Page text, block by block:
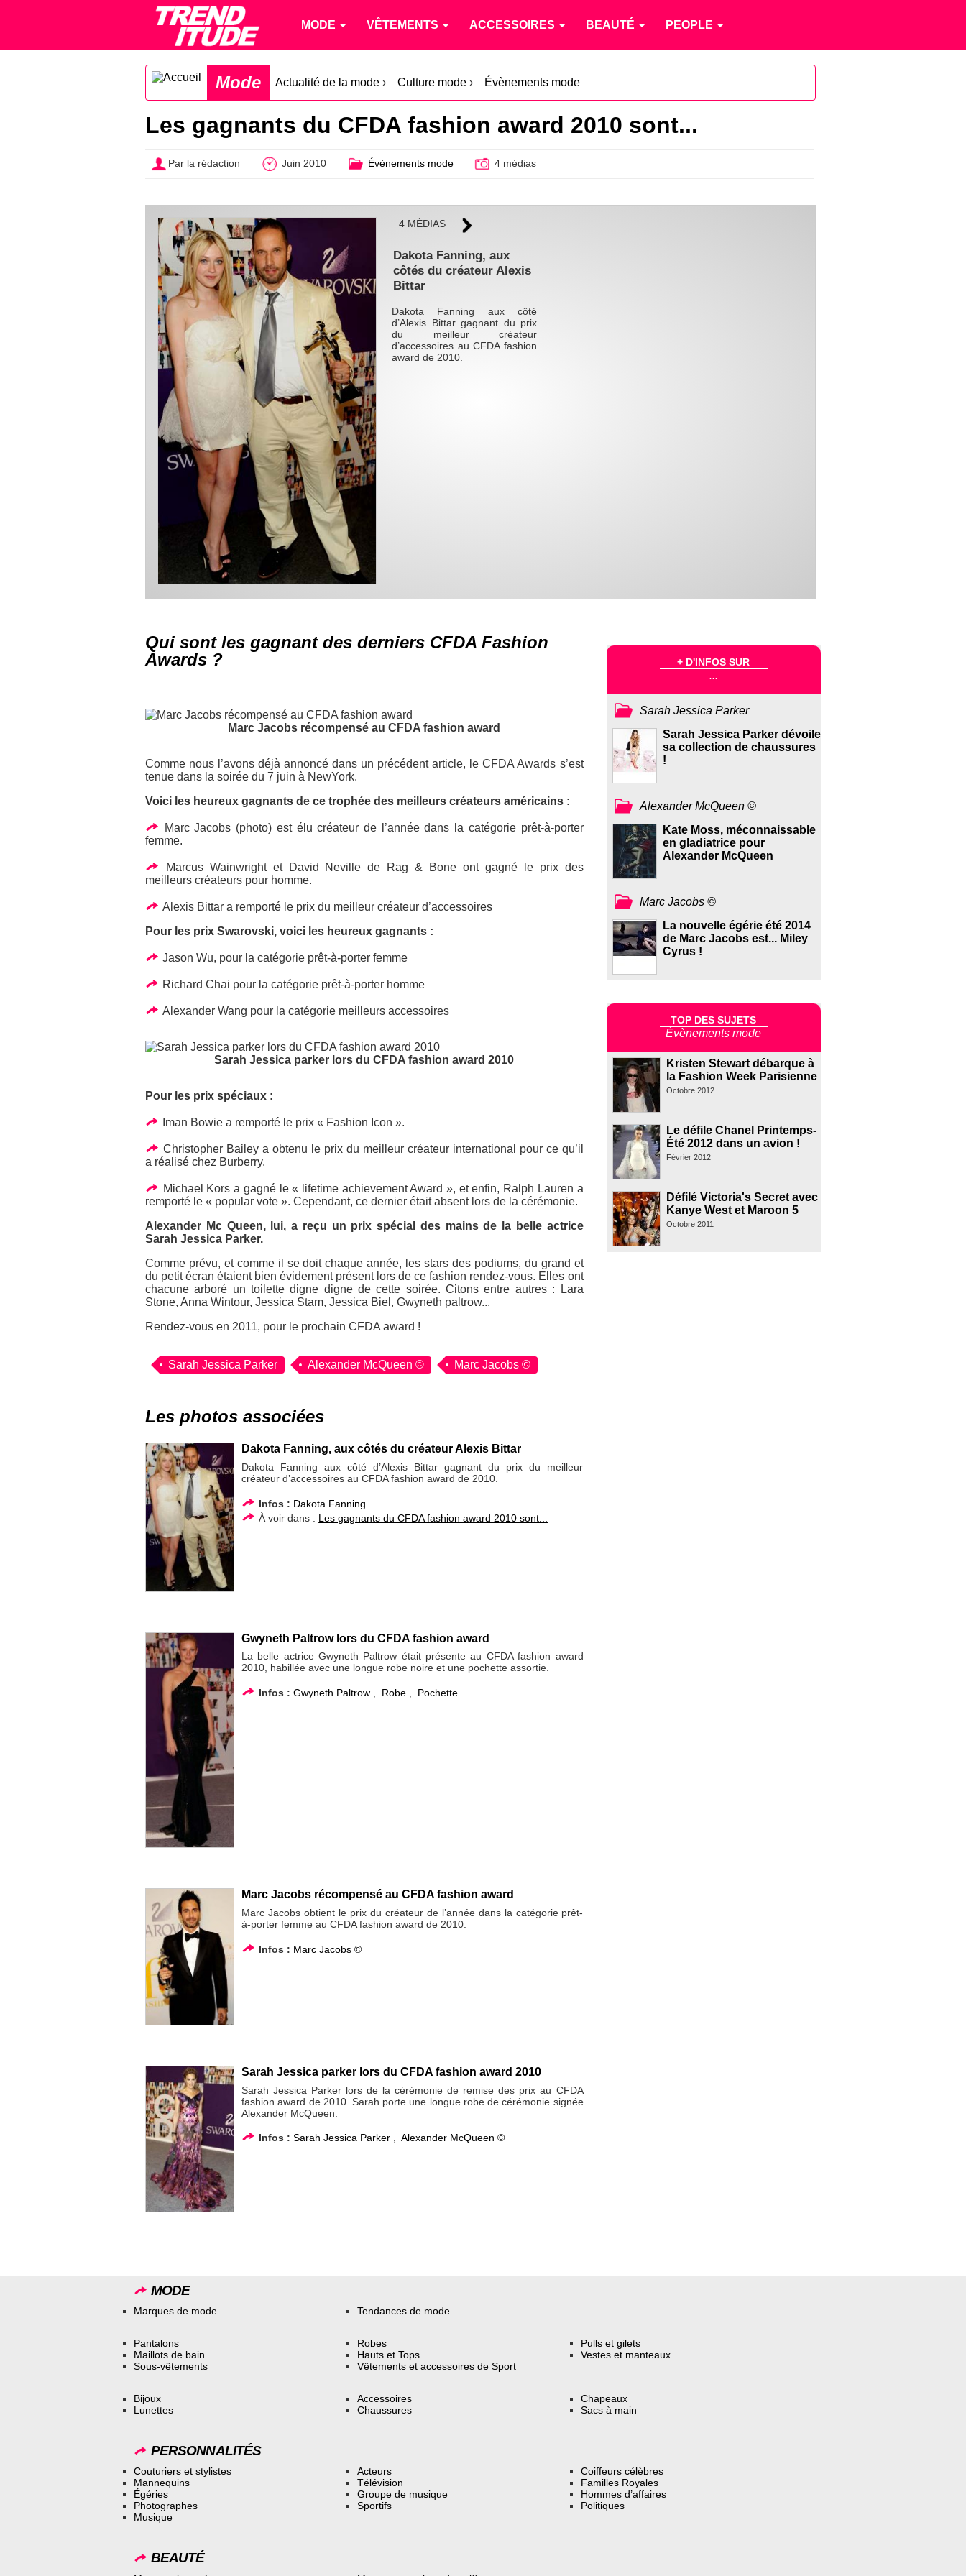
MODE VÊTEMENTS ACCESSOIRES BEAUTÉ PEOPLE
Mode Actualité de la mode › Culture mode › Évènements mode
Les gagnants du CFDA fashion award 2010 sont...
Par la rédaction Juin 2010 Évènements mode 4 médias
4 MÉDIAS
Dakota Fanning, aux
côtés du créateur Alexis
Bittar
Dakota Fanning aux côté
d’Alexis Bittar gagnant du prix
du meilleur créateur
d’accessoires au CFDA fashion
award de 2010.
Qui sont les gagnant des derniers CFDA Fashion
Awards ?
Marc Jacobs récompensé au CFDA fashion award
Comme nous l’avons déjà annoncé dans un précédent article, le CFDA Awards s’est
tenue dans la soirée du 7 juin à NewYork.
Voici les heureux gagnants de ce trophée des meilleurs créateurs américains :
Marc Jacobs (photo) est élu créateur de l’année dans la catégorie prêt-à-porter
femme.
Marcus Wainwright et David Neville de Rag & Bone ont gagné le prix des
meilleurs créateurs pour homme.
Alexis Bittar a remporté le prix du meilleur créateur d’accessoires
Pour les prix Swarovski, voici les heureux gagnants :
Jason Wu, pour la catégorie prêt-à-porter femme
Richard Chai pour la catégorie prêt-à-porter homme
Alexander Wang pour la catégorie meilleurs accessoires
Sarah Jessica parker lors du CFDA fashion award 2010
Pour les prix spéciaux :
Iman Bowie a remporté le prix « Fashion Icon ».
Christopher Bailey a obtenu le prix du meilleur créateur international pour ce qu’il
a réalisé chez Burberry.
Michael Kors a gagné le « lifetime achievement Award », et enfin, Ralph Lauren a
remporté le « popular vote ». Cependant, ce dernier était absent lors de la cérémonie.
Alexander Mc Queen, lui, a reçu un prix spécial des mains de la belle actrice
Sarah Jessica Parker.
Comme prévu, et comme il se doit chaque année, les stars des podiums, du grand et
du petit écran étaient bien évidement présent lors de ce fashion rendez-vous. Elles ont
chacune arboré un toilette digne digne de cette soirée. Citons entre autres : Lara
Stone, Anna Wintour, Jessica Stam, Jessica Biel, Gwyneth paltrow...
Rendez-vous en 2011, pour le prochain CFDA award !
Sarah Jessica Parker Alexander McQueen © Marc Jacobs ©
Les photos associées
Dakota Fanning, aux côtés du créateur Alexis Bittar
Dakota Fanning aux côté d’Alexis Bittar gagnant du prix du meilleur
créateur d’accessoires au CFDA fashion award de 2010.
Infos : Dakota Fanning
À voir dans : Les gagnants du CFDA fashion award 2010 sont...
Gwyneth Paltrow lors du CFDA fashion award
La belle actrice Gwyneth Paltrow était présente au CFDA fashion award
2010, habillée avec une longue robe noire et une pochette assortie.
Infos : Gwyneth Paltrow Robe Pochette
Marc Jacobs récompensé au CFDA fashion award
Marc Jacobs obtient le prix du créateur de l’année dans la catégorie prêt-
à-porter femme au CFDA fashion award de 2010.
Infos : Marc Jacobs ©
Sarah Jessica parker lors du CFDA fashion award 2010
Sarah Jessica Parker lors de la cérémonie de remise des prix au CFDA
fashion award de 2010. Sarah porte une longue robe de cérémonie signée
Alexander McQueen.
Infos : Sarah Jessica Parker ,Alexander McQueen ©
+ D'INFOS SUR
...
Sarah Jessica Parker
Sarah Jessica Parker dévoile
sa collection de chaussures
!
Alexander McQueen ©
Kate Moss, méconnaissable
en gladiatrice pour
Alexander McQueen
Marc Jacobs ©
La nouvelle égérie été 2014
de Marc Jacobs est... Miley
Cyrus !
TOP DES SUJETS
Évènements mode
Kristen Stewart débarque à
la Fashion Week Parisienne
Octobre 2012
Le défile Chanel Printemps-
Été 2012 dans un avion !
Février 2012
Défilé Victoria's Secret avec
Kanye West et Maroon 5
Octobre 2011
MODE
Marques de mode Tendances de mode
Pantalons
Maillots de bain
Sous-vêtements
Robes
Hauts et Tops
Vêtements et accessoires de Sport
Pulls et gilets
Vestes et manteaux
Bijoux
Lunettes
Accessoires
Chaussures
Chapeaux
Sacs à main
PERSONNALITÉS
Couturiers et stylistes
Mannequins
Égéries
Photographes
Musique
Acteurs
Télévision
Groupe de musique
Sportifs
Coiffeurs célèbres
Familles Royales
Hommes d’affaires
Politiques
BEAUTÉ